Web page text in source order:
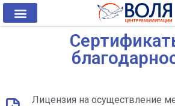
Лицензия на осуществление